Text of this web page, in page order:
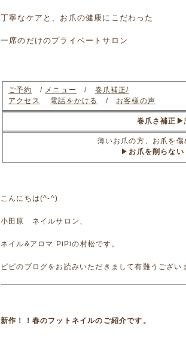
丁寧なケアと、お爪の健康にこだわった
一席のだけのプライベートサロン
ご予約 / メニュー / 巻爪補正/
アクセス
電話をかける / お客様の声
巻爪さ補正▶
薄いお爪の方、お爪を
▶ お爪を削らな
こんにちは(^-^)
小田原 ネイルサロン、
ネイル&アロマ PiPiの村松です。
ピピのブログをお読みいただきまして有難うござい
新作！！春のフットネイルのご紹介です。